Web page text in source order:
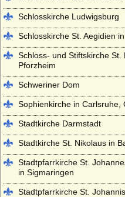
Schlosskirche Ludwigsburg
Schlosskirche St. Aegidien
Schloss- und Stiftskirche St.
Pforzheim
Schweriner Dom
Sophienkirche in Carlsruhe,
Stadtkirche Darmstadt
Stadtkirche St. Nikolaus in
Stadtpfarrkirche St.
in Sigmaringen
Stadtpfarrkirche St.